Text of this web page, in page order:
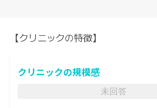
【クリニックの特徴】
クリニックの規模感
未回答